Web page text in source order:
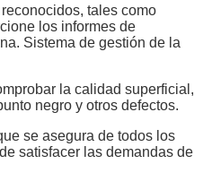
tales como
los informes de
Sistema de gestión de la
la calidad superficial,
negro y otros defectos.
se asegura de todos los
satisfacer las demandas de